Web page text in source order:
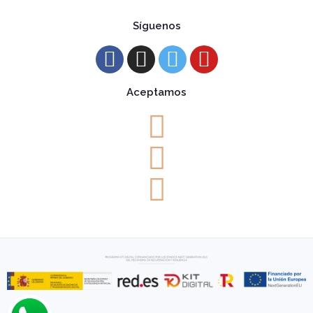
Síguenos
Aceptamos